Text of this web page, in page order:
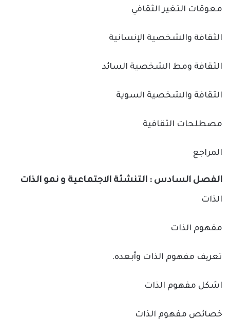
معوقات التغير الثقافي
الثقافة والشخصية الإنسانية
الثقافة ومط الشخصية السائد
الثقافة والشخصية السوية
مصطلحات الثقافية
المراجع
الفصل السادس : التنشئة الاجتماعية و نمو الذات
الذات
مفهوم الذات
تعریف مفهوم الذات وأبعده.
اشكل مفهوم الذات
خصائص مفهوم الذات